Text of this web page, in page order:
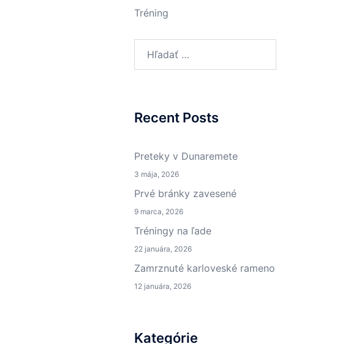
Tréning
Recent Posts
Preteky v Dunaremete
3 mája, 2026
Prvé bránky zavesené
9 marca, 2026
Tréningy na ľade
22 januára, 2026
Zamrznuté karloveské rameno
12 januára, 2026
Kategórie